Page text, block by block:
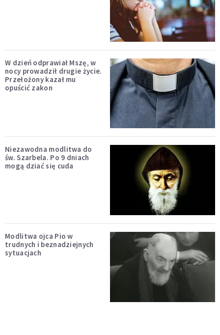
W dzień odprawiał Mszę, w
nocy prowadził drugie życie.
Przełożony kazał mu
opuścić zakon
Niezawodna modlitwa do
św. Szarbela. Po 9 dniach
mogą dziać się cuda
Modlitwa ojca Pio w
trudnych i beznadziejnych
sytuacjach